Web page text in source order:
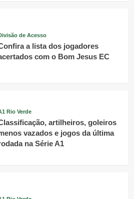
de Acesso
a lista dos jogadores
com o Bom Jesus EC
Rio Verde
artilheiros, goleiros
vazados e jogos da última
na Série A1